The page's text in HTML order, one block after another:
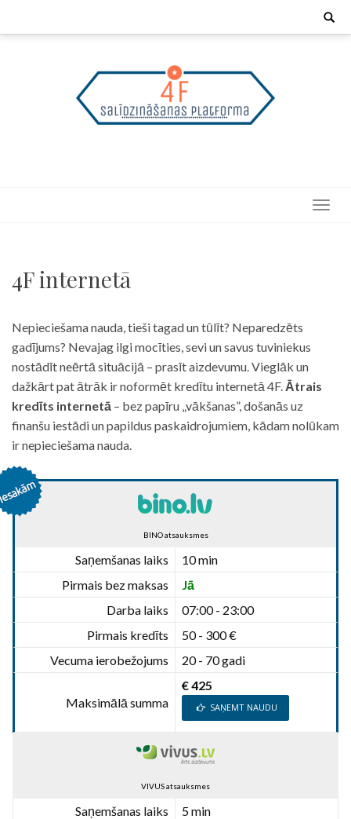
Search
4F internetā
Nepieciešama nauda, tieši tagad un tūlīt? Neparedzēts
gadījums? Nevajag ilgi mocīties, sevi un savus tuviniekus
nostādīt neērtā situācijā – prasīt aizdevumu. Vieglāk un
dažkārt pat ātrāk ir noformēt kredītu internetā 4F. Ātrais
kredīts internetā – bez papīru „vākšanas”, došanās uz
finanšu iestādi un papildus paskaidrojumiem, kādam nolūkam
ir nepieciešama nauda.
BINO atsauksmes
Saņemšanas laiks
10 min
Pirmais bez maksas
Jā
Darba laiks
07:00 - 23:00
Pirmais kredīts
50 - 300 €
Vecuma ierobežojums
20 - 70 gadi
Maksimālā summa
€ 425
SAŅEMT NAUDU
VIVUS atsauksmes
Saņemšanas laiks
5 min